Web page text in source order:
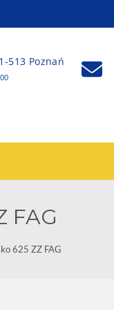
513 Poznań
FAG
625 ZZ FAG